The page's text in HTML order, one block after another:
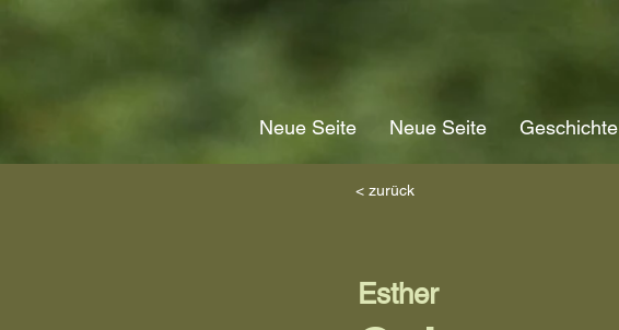
Neue Seite Neue Seite Geschichte
< zurück
Esther